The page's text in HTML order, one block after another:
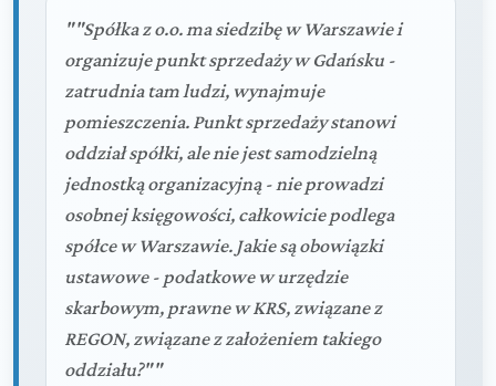
""Spółka z o.o. ma siedzibę w Warszawie i
organizuje punkt sprzedaży w Gdańsku -
zatrudnia tam ludzi, wynajmuje
pomieszczenia. Punkt sprzedaży stanowi
oddział spółki, ale nie jest samodzielną
jednostką organizacyjną - nie prowadzi
osobnej księgowości, całkowicie podlega
spółce w Warszawie. Jakie są obowiązki
ustawowe - podatkowe w urzędzie
skarbowym, prawne w KRS, związane z
REGON, związane z założeniem takiego
oddziału?""